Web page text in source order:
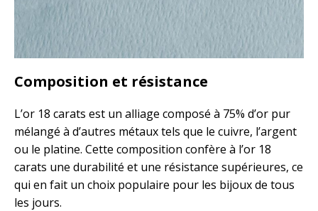
Composition et résistance
L’or 18 carats est un alliage composé à 75% d’or pur
mélangé à d’autres métaux tels que le cuivre, l’argent
ou le platine. Cette composition confère à l’or 18
carats une durabilité et une résistance supérieures, ce
qui en fait un choix populaire pour les bijoux de tous
les jours.